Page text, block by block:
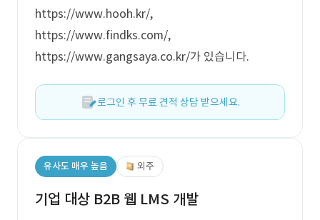
https://www.hooh.kr/,
https://www.findks.com/,
https://www.gangsaya.co.kr/가 있습니다.
로그인 후 무료 견적 상담 받으세요.
유사도 매우 높음 외주
기업 대상 B2B 웹 LMS 개발